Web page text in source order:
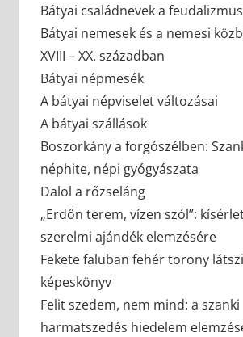
Bátyai családnevek a
Bátyai nemesek és a nemesi
XVIII – XX. században
Bátyai népmesék
A bátyai népviselet változásai
A bátyai szállások
Boszorkány a forgószélben:
néphite, népi gyógyászata
Dalol a rőzseláng
„Erdőn terem, vízen szól”:
szerelmi ajándék elemzésére
Fekete faluban fehér torony
képeskönyv
Felit szedem, nem mind: a szanki
harmatszedés hiedelem